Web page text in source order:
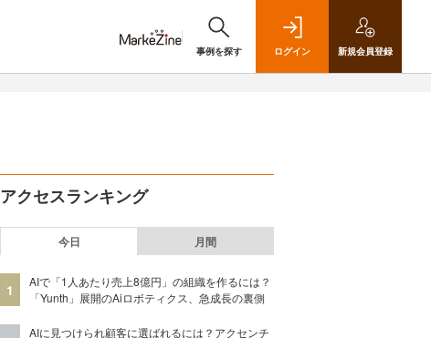
事例を探す ログイン 新規会員登録
アクセスランキング
今日 月間
1
AIで「1人あたり売上8億円」の組織を作るには？
「Yunth」展開のAiロボティクス、急成長の裏側
AIに見つけられ顧客に選ばれるには？アクセンチ